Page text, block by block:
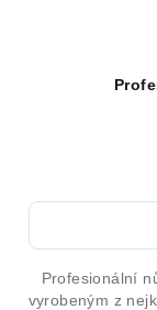
Profesionální
vyrobeným z